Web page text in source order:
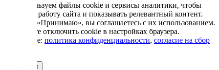
Мы используем файлы cookie и сервисы аналитики, чтобы
улучшить работу сайта и показывать релевантный контент.
Нажимая «Принимаю», вы соглашаетесь с их использованием.
Вы можете отключить cookie в настройках браузера.
Подробнее: политика конфиденциальности, согласие на сбор
Принимаю